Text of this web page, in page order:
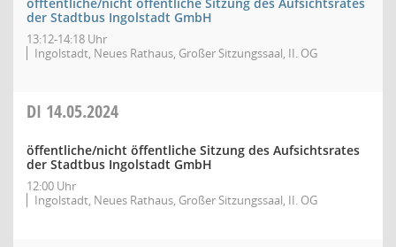
der Stadtbus Ingolstadt GmbH
13:12-14:18 Uhr
Ingolstadt, Neues Rathaus, Großer Sitzungssaal, II. OG
DI 14.05.2024
öffentliche/nicht öffentliche Sitzung des Aufsichtsrates
der Stadtbus Ingolstadt GmbH
12:00 Uhr
Ingolstadt, Neues Rathaus, Großer Sitzungssaal, II. OG